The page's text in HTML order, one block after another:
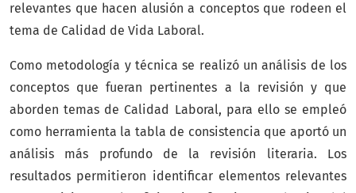
relevantes que hacen alusión a conceptos que rodeen el
tema de Calidad de Vida Laboral.
Como metodología y técnica se realizó un análisis de los
conceptos que fueran pertinentes a la revisión y que
aborden temas de Calidad Laboral, para ello se empleó
como herramienta la tabla de consistencia que aportó un
análisis más profundo de la revisión literaria. Los
resultados permitieron identificar elementos relevantes